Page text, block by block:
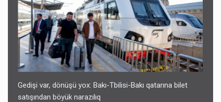
Geri çağırılan səfir Abel Məhərrəmovun oğludur - DOSYE
7 Avqust 14:07
Gedişi var, dönüşü yox: Bakı-Tbilisi-Bakı qatarına bilet
satışından böyük narazılıq